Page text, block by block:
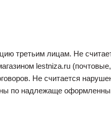
третьим лицам. Не
lestniza.ru
Не считается
по надлежаще